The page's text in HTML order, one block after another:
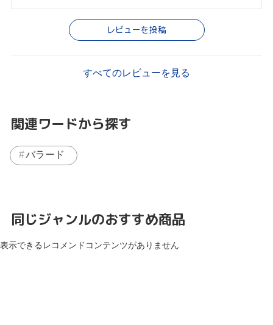
レビューを投稿
すべてのレビューを見る
関連ワードから探す
バラード
同じジャンルのおすすめ商品
表示できるレコメンドコンテンツがありません